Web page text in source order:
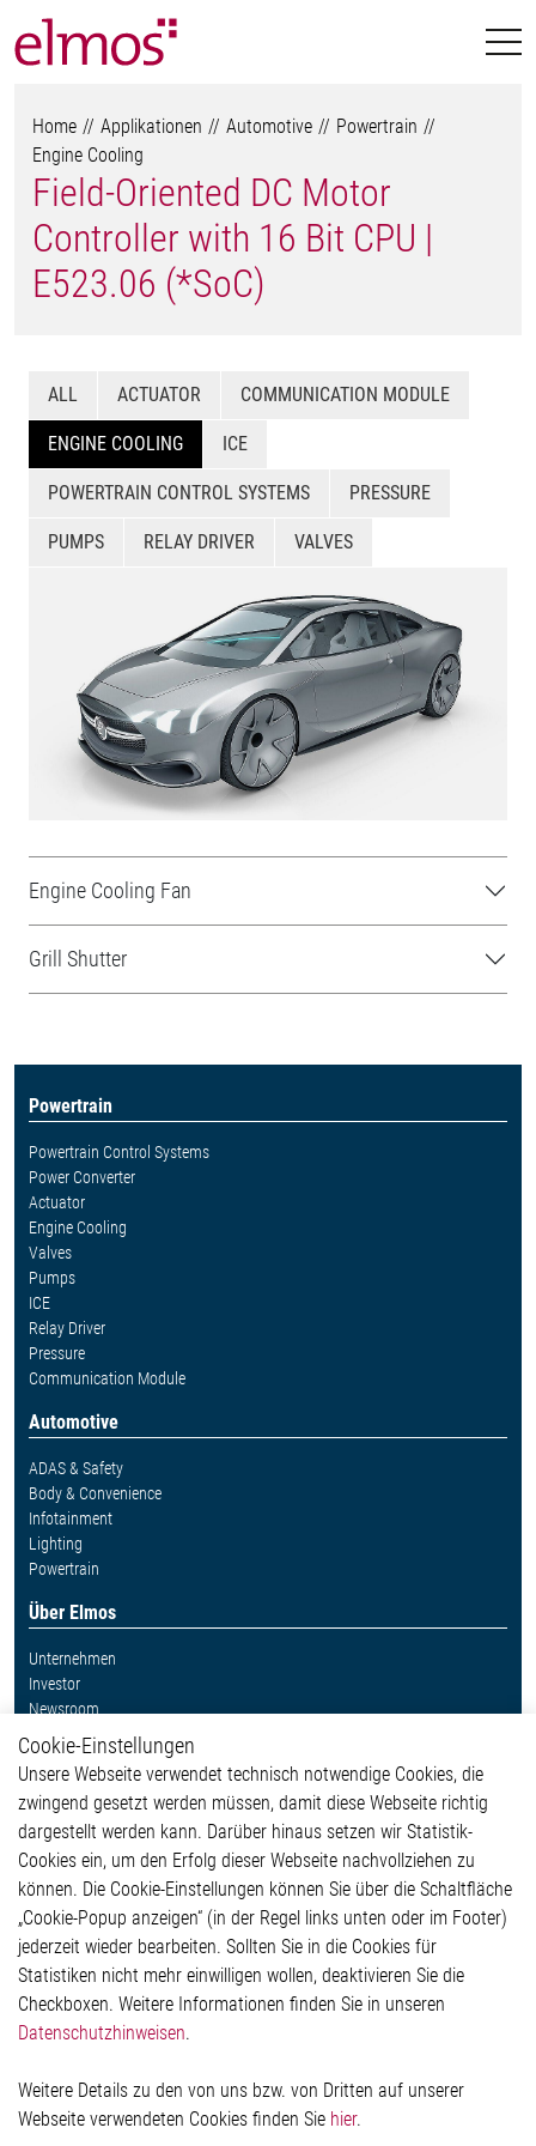
Home Applikationen Automotive
Powertrain
Engine Cooling
Field-Oriented DC Motor
Controller with 16 Bit CPU |
E523.06 (*SoC)
ALL ACTUATOR COMMUNICATION MODULE
ENGINE COOLING ICE
POWERTRAIN CONTROL SYSTEMS PRESSURE
PUMPS RELAY DRIVER VALVES
Engine Cooling Fan
Grill Shutter
Powertrain
Powertrain Control Systems
Power Converter
Actuator
Engine Cooling
Valves
Pumps
ICE
Relay Driver
Pressure
Communication Module
Automotive
ADAS & Safety
Body & Convenience
Infotainment
Lighting
Powertrain
Über Elmos
Unternehmen
Investor
Newsroom
Weitere Links
Glossar
Kontakt
Hinweisgeberschutzsystem
Impressum
Datenschutzerklärung
Cookie-Popup anzeigen
Elmos Semiconductor SE
Werkstättenstraße 18
Cookie-Einstellungen
Unsere Webseite verwendet technisch notwendige Cookies, die
zwingend gesetzt werden müssen, damit diese Webseite richtig
dargestellt werden kann. Darüber hinaus setzen wir Statistik-
Cookies ein, um den Erfolg dieser Webseite nachvollziehen zu
können. Die Cookie-Einstellungen können Sie über die Schaltfläche
„Cookie-Popup anzeigen“ (in der Regel links unten oder im Footer)
jederzeit wieder bearbeiten. Sollten Sie in die Cookies für
Statistiken nicht mehr einwilligen wollen, deaktivieren Sie die
Checkboxen. Weitere Informationen finden Sie in unseren
Datenschutzhinweisen.
Weitere Details zu den von uns bzw. von Dritten auf unserer
Webseite verwendeten Cookies finden Sie hier.